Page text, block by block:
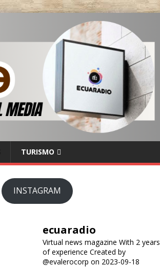
TURISMO
INSTAGRAM
ecuaradio
Virtual news magazine With 2 years
of experience Created by
@evalerocorp on 2023-09-18